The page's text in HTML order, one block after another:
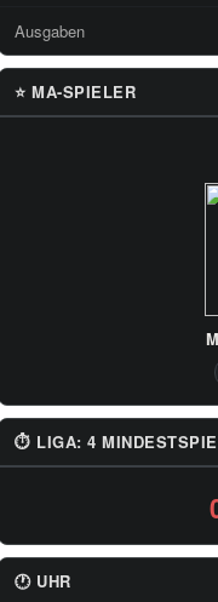
Ausgaben
⭐ MA-SPIELER
⏱ LIGA: 4
🕐 UHR